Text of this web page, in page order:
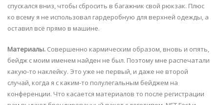
спускался вниз, чтобы сбросить в багажник свой рюкзак. Плюс
ко всему я не использовал гардеробную для верхней одежды, а
оставил всё прямо в машине.
Материалы. Совершенно кармическим образом, вновь и опять,
бейдж с моим именем найден не был. Поэтому мне распечатали
какую-то наклейку. Это уже не первый, и даже не второй
случай, когда я с каким-то полулегальным бейджем на
конференции. Что касается материалов то после регистрации